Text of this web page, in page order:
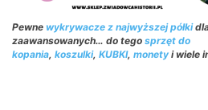
Pewne wykrywacze z najwyższej półki
zaawansowanych… do tego sprzęt do
kopania, koszulki, KUBKI, monety i wiele